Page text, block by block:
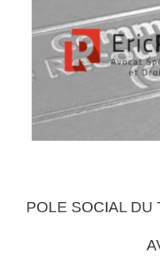
POLE SOCIAL DU